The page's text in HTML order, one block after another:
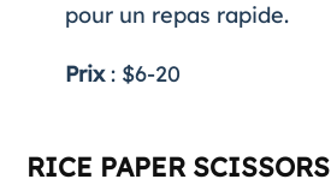
pour un repas rapide.
Prix: $6-20
RICE PAPER SCISSORS